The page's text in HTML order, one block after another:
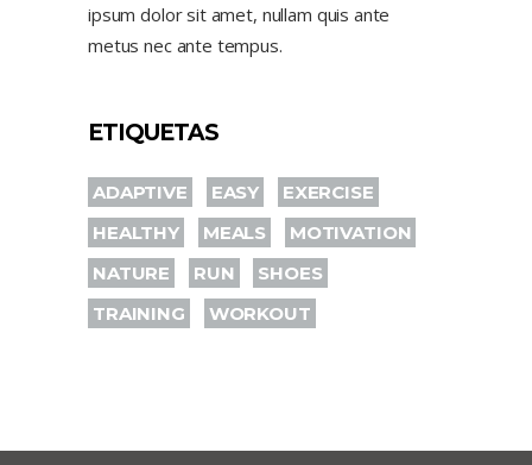
ipsum dolor sit amet, nullam quis ante
metus nec ante tempus.
ETIQUETAS
ADAPTIVE EASY
EXERCISE
HEALTHY
MEALS
MOTIVATION
NATURE
RUN
SHOES
TRAINING
WORKOUT